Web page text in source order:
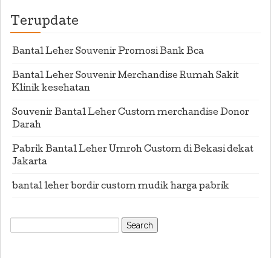
Terupdate
Bantal Leher Souvenir Promosi Bank Bca
Bantal Leher Souvenir Merchandise Rumah Sakit
Klinik kesehatan
Souvenir Bantal Leher Custom merchandise Donor
Darah
Pabrik Bantal Leher Umroh Custom di Bekasi dekat
Jakarta
bantal leher bordir custom mudik harga pabrik
Search
for: